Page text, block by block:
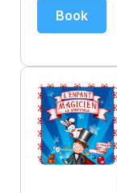
Book